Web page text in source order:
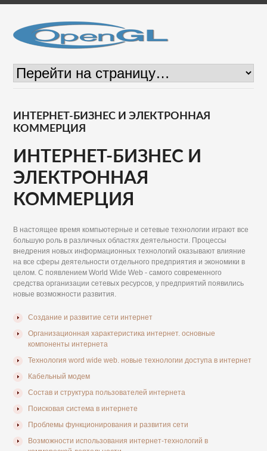
ИНТЕРНЕТ-БИЗНЕС И ЭЛЕКТРОННАЯ
КОММЕРЦИЯ
ИНТЕРНЕТ-БИЗНЕС И
ЭЛЕКТРОННАЯ
КОММЕРЦИЯ
В настоящее время компьютерные и сетевые технологии играют все
большую роль в различных областях деятельности. Процессы
внедрения новых информационных технологий оказывают влияние
на все сферы деятельности отдельного предприятия и экономики в
целом. С появлением World Wide Web - самого современного
средства организации сетевых ресурсов, у предприятий появились
новые возможности развития.
Создание и развитие сети интернет
Организационная характеристика интернет. основные
компоненты интернета
Технология word wide web. новые технологии доступа в интернет
Кабельный модем
Состав и структура пользователей интернета
Поисковая система в интернете
Проблемы функционирования и развития сети
Возможности использования интернет-технологий в